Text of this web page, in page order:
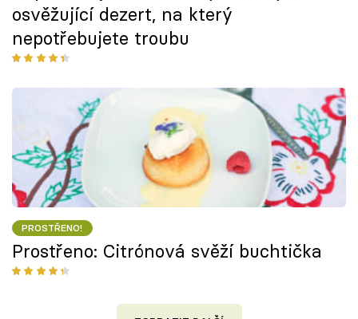
osvěžující dezert, na který
nepotřebujete troubu
PROSTŘENO!
Prostřeno: Citrónová svěží buchtička